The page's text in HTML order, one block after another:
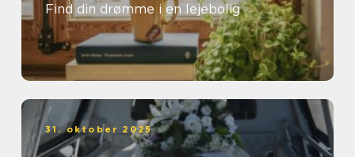
Find din drømme i en lejebolig
31. oktober 2025